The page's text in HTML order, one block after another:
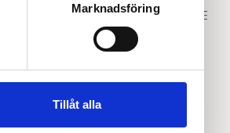
Marknadsföring
Tillåt alla
FASTIGHETSMÄKLARE
LINKÖPING
0708-69 33 70|E-POST